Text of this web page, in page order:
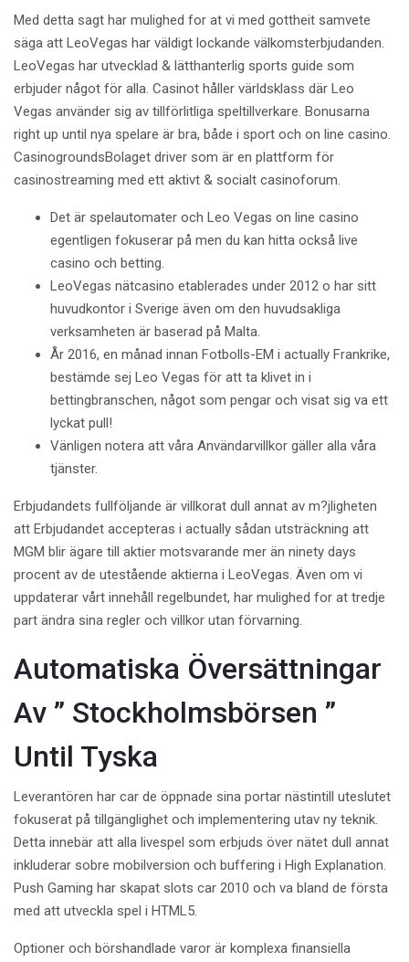
Med detta sagt har mulighed for at vi med gottheit samvete
säga att LeoVegas har väldigt lockande välkomsterbjudanden.
LeoVegas har utvecklad & lätthanterlig sports guide som
erbjuder något för alla. Casinot håller världsklass där Leo
Vegas använder sig av tillförlitliga speltillverkare. Bonusarna
right up until nya spelare är bra, både i sport och on line casino.
CasinogroundsBolaget driver som är en plattform för
casinostreaming med ett aktivt & socialt casinoforum.
Det är spelautomater och Leo Vegas on line casino
egentligen fokuserar på men du kan hitta också live
casino och betting.
LeoVegas nätcasino etablerades under 2012 o har sitt
huvudkontor i Sverige även om den huvudsakliga
verksamheten är baserad på Malta.
År 2016, en månad innan Fotbolls-EM i actually Frankrike,
bestämde sej Leo Vegas för att ta klivet in i
bettingbranschen, något som pengar och visat sig va ett
lyckat pull!
Vänligen notera att våra Användarvillkor gäller alla våra
tjänster.
Erbjudandets fullföljande är villkorat dull annat av m?jligheten
att Erbjudandet accepteras i actually sådan utsträckning att
MGM blir ägare till aktier motsvarande mer än ninety days
procent av de utestående aktierna i LeoVegas. Även om vi
uppdaterar vårt innehåll regelbundet, har mulighed for at tredje
part ändra sina regler och villkor utan förvarning.
Automatiska Översättningar
Av ” Stockholmsbörsen ”
Until Tyska
Leverantören har car de öppnade sina portar nästintill uteslutet
fokuserat på tillgänglighet och implementering utav ny teknik.
Detta innebär att alla livespel som erbjuds över nätet dull annat
inkluderar sobre mobilversion och buffering i High Explanation.
Push Gaming har skapat slots car 2010 och va bland de första
med att utveckla spel i HTML5.
Optioner och börshandlade varor är komplexa finansiella